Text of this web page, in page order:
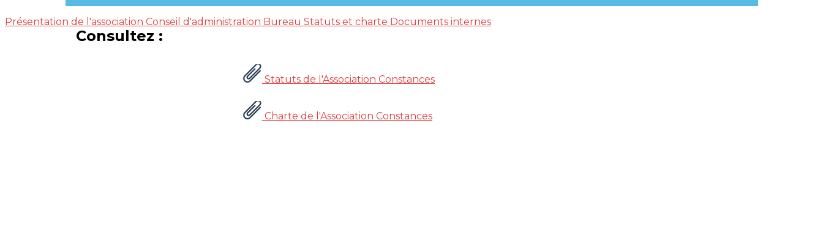
Présentation de l'association Conseil d'administration Bureau Statuts et charte Documents internes
Consultez :
Statuts de l'Association Constances
Charte de l'Association Constances